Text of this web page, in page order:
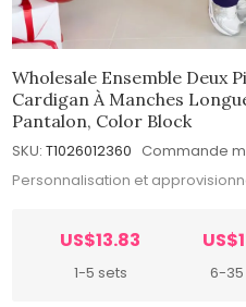
Wholesale Ensemble Deux
Cardigan À Manches
Pantalon, Color Block
SKU: T1026012360 Commande
Personnalisation et
US$13.83
1-5 sets 6-35